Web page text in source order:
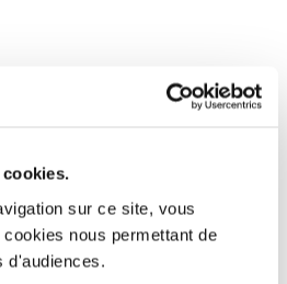
sur ce site, vous
nous permettant de
d'audiences.
mise en marché